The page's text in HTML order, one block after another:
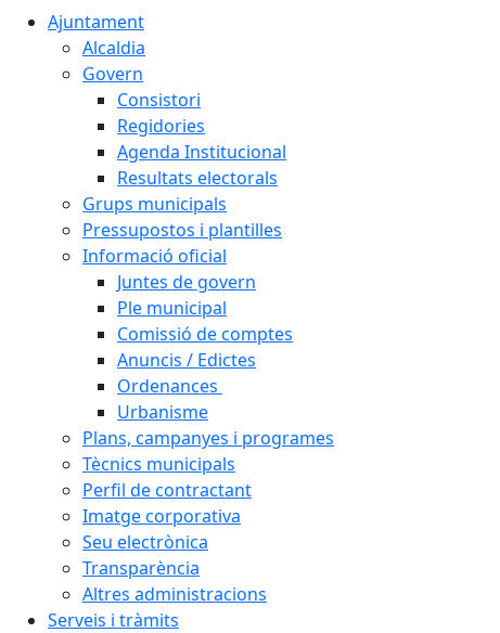
Ajuntament
Alcaldia
Govern
Consistori
Regidories
Agenda Institucional
Resultats electorals
Grups municipals
Pressupostos i plantilles
Informació oficial
Juntes de govern
Ple municipal
Comissió de comptes
Anuncis / Edictes
Ordenances
Urbanisme
Plans, campanyes i programes
Tècnics municipals
Perfil de contractant
Imatge corporativa
Seu electrònica
Transparència
Altres administracions
Serveis i tràmits